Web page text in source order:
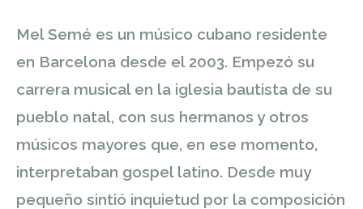
Mel Semé es un músico cubano residente
en Barcelona desde el 2003. Empezó su
carrera musical en la iglesia bautista de su
pueblo natal, con sus hermanos y otros
músicos mayores que, en ese momento,
interpretaban gospel latino. Desde muy
pequeño sintió inquietud por la composición